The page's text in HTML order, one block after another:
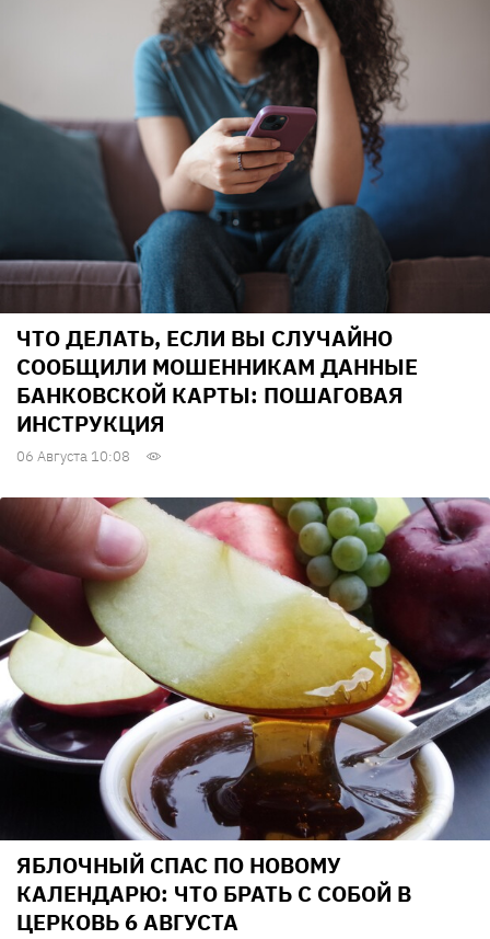
ЧТО ДЕЛАТЬ, ЕСЛИ ВЫ СЛУЧАЙНО
СООБЩИЛИ МОШЕННИКАМ ДАННЫЕ
БАНКОВСКОЙ КАРТЫ: ПОШАГОВАЯ
ИНСТРУКЦИЯ
06 Августа 10:08
ЯБЛОЧНЫЙ СПАС ПО НОВОМУ
КАЛЕНДАРЮ: ЧТО БРАТЬ С СОБОЙ В
ЦЕРКОВЬ 6 АВГУСТА